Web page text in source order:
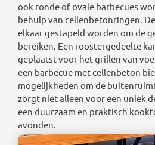
ook ronde of ovale barbecues
behulp van cellenbetonringen.
elkaar gestapeld worden om de
bereiken. Een roostergedeelte
geplaatst voor het grillen van
een barbecue met cellenbeton
mogelijkheden om de
zorgt niet alleen voor een uniek
een duurzaam en praktisch
avonden.